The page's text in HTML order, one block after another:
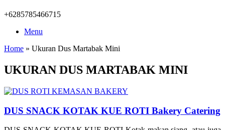
+6285785466715
Menu
Home » Ukuran Dus Martabak Mini
UKURAN DUS MARTABAK MINI
DUS SNACK KOTAK KUE ROTI Bakery Catering